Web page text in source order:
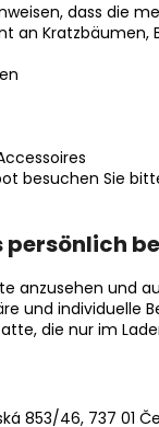
dass die
an Kratzbäumen,
besuchen Sie
persönlich
anzusehen und
und individuelle
die nur im
853/46, 737 01